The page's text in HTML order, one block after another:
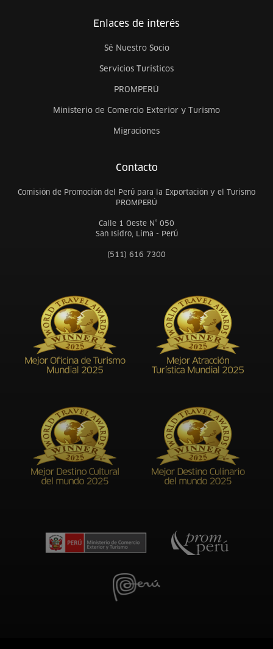
Enlaces de interés
Sé Nuestro Socio
Servicios Turísticos
PROMPERÚ
Ministerio de Comercio Exterior y Turismo
Migraciones
Contacto
Comisión de Promoción del Perú para la Exportación y el Turismo
PROMPERÚ
Calle 1 Oeste N° 050
San Isidro, Lima - Perú
(511) 616 7300